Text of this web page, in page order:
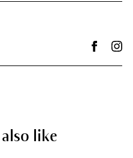
Partager
like